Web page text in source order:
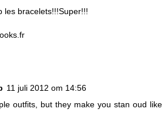
les bracelets!!!Super!!!
11 juli 2012 om 14:56
outfits, but they make you stan oud like